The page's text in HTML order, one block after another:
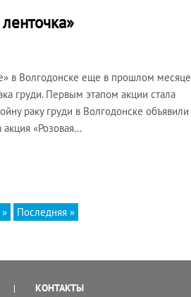
в Волгодонске еще в прошлом месяце
груди. Первым этапом акции стала
раку груди в Волгодонске объявили
«Розовая…
» Последняя »
КОНТАКТЫ